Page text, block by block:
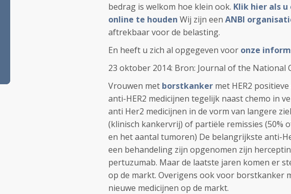
bedrag is welkom hoe klein ook. Klik hier als
online te houden Wij zijn een ANBI
aftrekbaar voor de belasting.
En heeft u zich al opgegeven voor onze
23 oktober 2014: Bron: Journal of the National
Vrouwen met borstkanker met HER2
anti-HER2 medicijnen tegelijk naast chemo in
anti Her2 medicijnen in de vorm van langere
(klinisch kankervrij) of partiële remissies (50%
en het aantal tumoren) De belangrijkste anti-
een behandeling zijn opgenomen zijn
pertuzumab. Maar de laatste jaren komen er
op de markt. Overigens ook voor borstkanker
nieuwe medicijnen op de markt.